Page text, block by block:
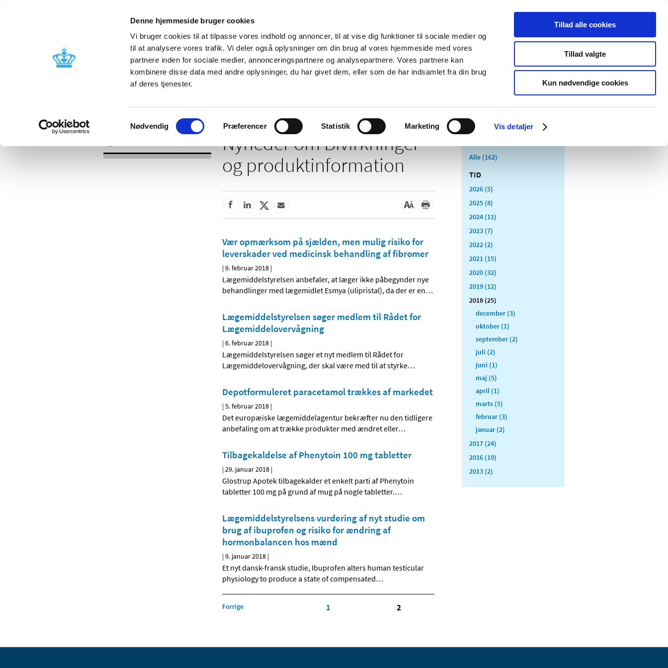
Denne hjemmeside bruger cookies
Vi bruger cookies til at tilpasse vores indhold og annoncer, til at vise dig funktioner til sociale medier og
til at analysere vores trafik. Vi deler også oplysninger om din brug af vores hjemmeside med vores
partnere inden for sociale medier, annonceringspartnere og analysepartnere. Vores partnere kan
kombinere disse data med andre oplysninger, du har givet dem, eller som de har indsamlet fra din brug
af deres tjenester.
Samtykkevalg
Nødvendig Præferencer Statistik Marketing Vis detaljer
Tillad alle cookies
Tillad valgte
Kun nødvendige cookies
Nyheder Om os Kontakt Udgivelser
Godkendelse og
Bivirkninger og
produktinformation
Tilskud og
Apoteker og salg af
Medicinsk
Særlige
produktområder
Nyheder om Bivirkninger
og produktinformation
Vær opmærksom på sjælden, men mulig risiko for
leverskader ved medicinsk behandling af fibromer
|9. februar 2018 |
Lægemiddelstyrelsen anbefaler, at læger ikke påbegynder nye
behandlinger med lægemidlet Esmya (ulipristal), da der er en…
Lægemiddelstyrelsen søger medlem til Rådet for
Lægemiddelovervågning
|6. februar 2018 |
Lægemiddelstyrelsen søger et nyt medlem til Rådet for
Lægemiddelovervågning, der skal være med til at styrke…
Depotformuleret paracetamol trækkes af markedet
|5. februar 2018 |
Det europæiske lægemiddelagentur bekræfter nu den tidligere
anbefaling om at trække produkter med ændret eller…
Tilbagekaldelse af Phenytoin 100 mg tabletter
|29. januar 2018 |
Glostrup Apotek tilbagekalder et enkelt parti af Phenytoin
tabletter 100 mg på grund af mug på nogle tabletter.…
Lægemiddelstyrelsens vurdering af nyt studie om
brug af ibuprofen og risiko for ændring af
hormonbalancen hos mænd
|9. januar 2018 |
Et nyt dansk-fransk studie, Ibuprofen alters human testicular
physiology to produce a state of compensated…
Forrige 1 2
Alle (162)
TID
2026 (5)
2025 (8)
2024 (11)
2023 (7)
2022 (2)
2021 (15)
2020 (32)
2019 (12)
2018 (25)
december (3)
oktober (1)
september (2)
juli (2)
juni (1)
maj (5)
april (1)
marts (5)
februar (3)
januar (2)
2017 (24)
2016 (19)
2013 (2)